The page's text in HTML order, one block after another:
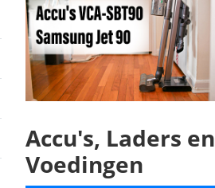
Accu's, Laders en
Voedingen